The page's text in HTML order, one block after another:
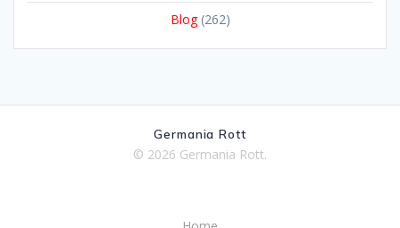
Blog(262)
Germania Rott
© 2026 Germania Rott.